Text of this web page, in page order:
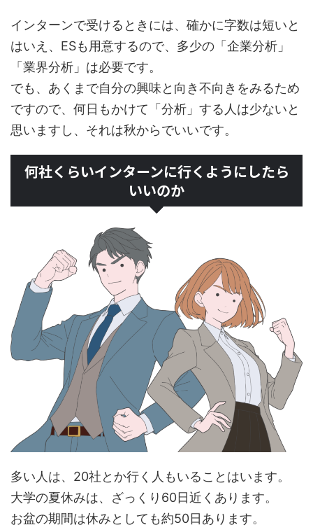
インターンで受けるときには、確かに字数は短いと
はいえ、ESも用意するので、多少の「企業分析」
「業界分析」は必要です。
でも、あくまで自分の興味と向き不向きをみるため
ですので、何日もかけて「分析」する人は少ないと
思いますし、それは秋からでいいです。
何社くらいインターンに行くようにしたら
いいのか
多い人は、20社とか行く人もいることはいます。
大学の夏休みは、ざっくり60日近くあります。
お盆の期間は休みとしても約50日あります。